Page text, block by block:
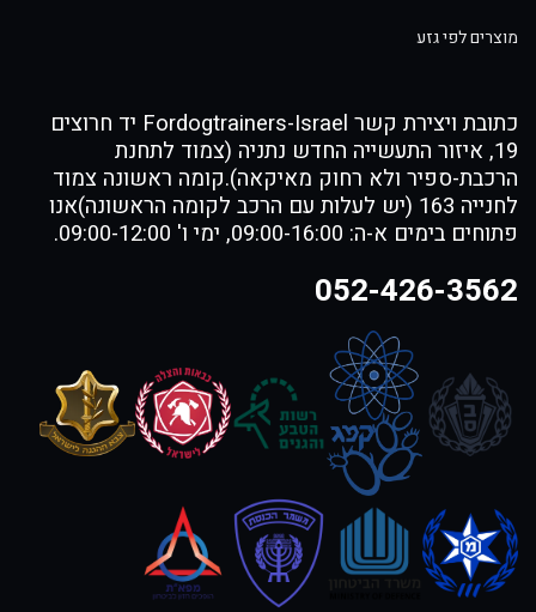
מוצרים לפי גזע
כתובת ויצירת קשר Fordogtrainers-Israel יד חרוצים
19, איזור התעשייה החדש נתניה (צמוד לתחנת
הרכבת-ספיר ולא רחוק מאיקאה).קומה ראשונה צמוד
לחנייה 163 (יש לעלות עם הרכב לקומה הראשונה)אנו
פתוחים בימים א-ה: 09:00-16:00, ימי ו' 09:00-12:00.
052-426-3562